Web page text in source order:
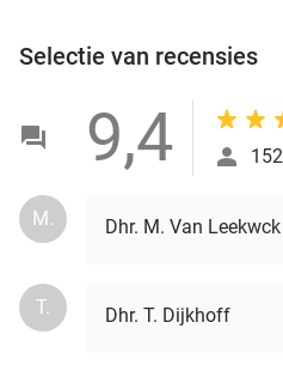
Selectie van recensies
9,4 152
M. Dhr. M. Van Leekwck
T. Dhr. T. Dijkhoff